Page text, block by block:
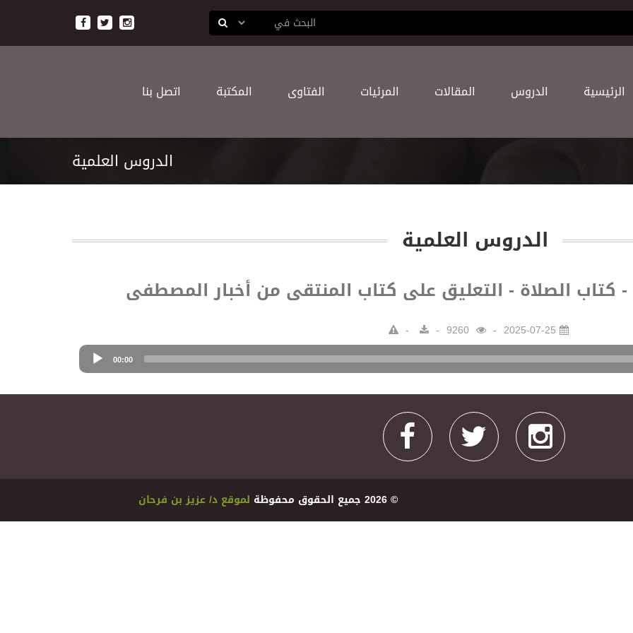
اﻟﺮﺋﻴﺴﻴﺔ اﻟﺪﺭﻭﺱ اﻟﻤﻘﺎﻻﺕ اﻟﻤﺮﺋﻴﺎﺕ اﻟﻔﺘﺎﻭﻯ اﻟﻤﻜﺘﺒﺔ اﺗﺼﻞ ﺑﻨﺎ
اﻟﺪﺭﻭﺱ اﻟﻌﻠﻤﻴﺔ
اﻟﺪﺭﻭﺱ اﻟﻌﻠﻤﻴﺔ
كتاب الصلاة - التعليق على كتاب المنتقى من أخبار المصطفى
2025-07-25
Audio
Player
00:00
© 2026 ﺟﻤﻴﻊ اﻟﺤﻘﻮﻕ ﻣﺤﻔﻮﻇﺔ ﻟﻤﻮﻗﻊ ﺩ/ ﻋﺰﻳﺰ ﺑﻦ ﻓﺮﺣﺎﻥ